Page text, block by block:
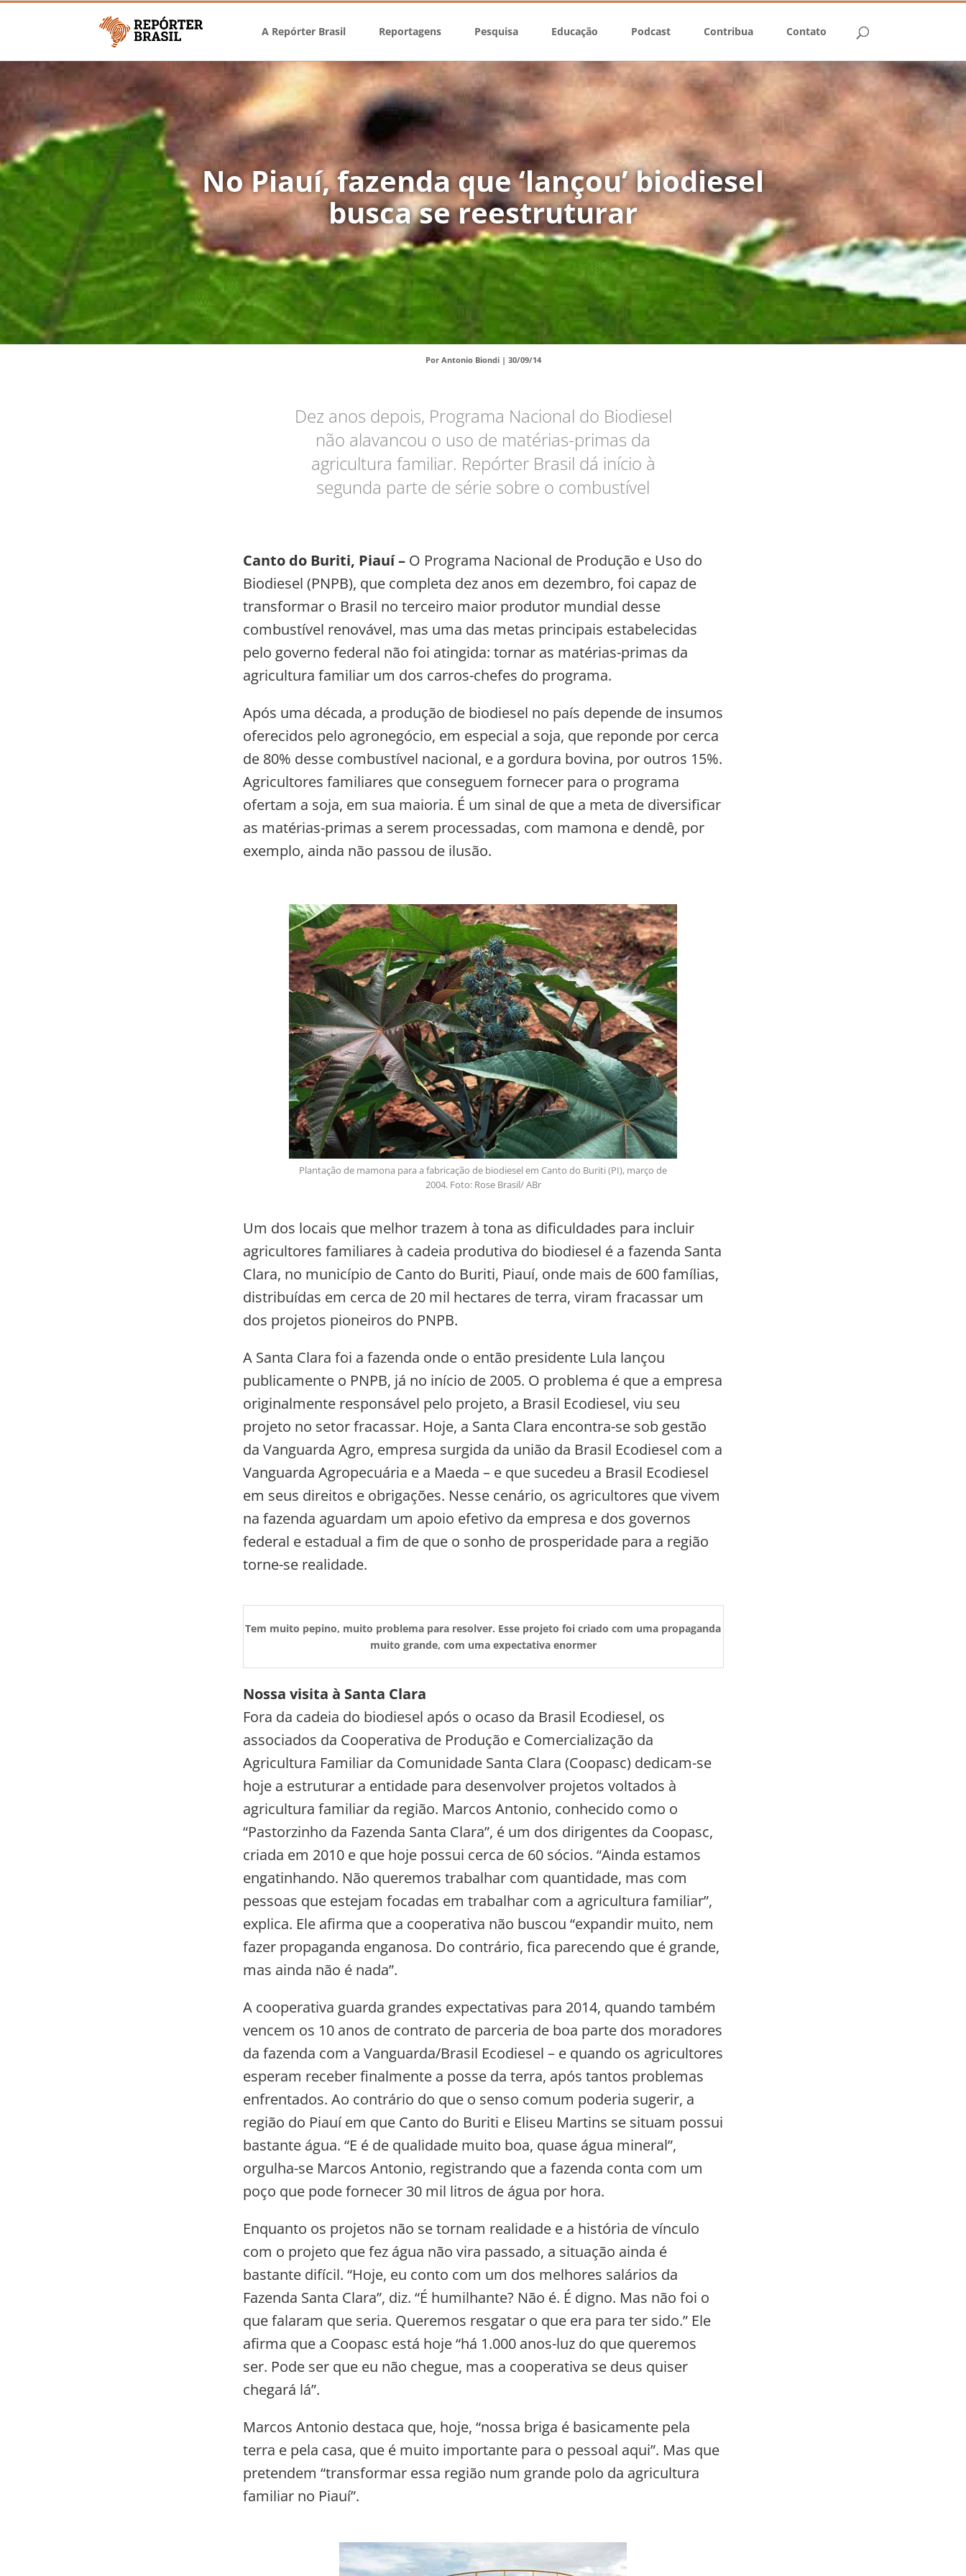
A Repórter Brasil Reportagens Pesquisa Educação Podcast Contribua Contato
No Piauí, fazenda que ‘lançou’ biodiesel
busca se reestruturar
Por Antonio Biondi | 30/09/14
Dez anos depois, Programa Nacional do Biodiesel
não alavancou o uso de matérias-primas da
agricultura familiar. Repórter Brasil dá início à
segunda parte de série sobre o combustível
Canto do Buriti, Piauí –O Programa Nacional de Produção e Uso do
Biodiesel (PNPB), que completa dez anos em dezembro, foi capaz de
transformar o Brasil no terceiro maior produtor mundial desse
combustível renovável, mas uma das metas principais estabelecidas
pelo governo federal não foi atingida: tornar as matérias-primas da
agricultura familiar um dos carros-chefes do programa.
Após uma década, a produção de biodiesel no país depende de insumos
oferecidos pelo agronegócio, em especial a soja, que reponde por cerca
de 80% desse combustível nacional, e a gordura bovina, por outros 15%.
Agricultores familiares que conseguem fornecer para o programa
ofertam a soja, em sua maioria. É um sinal de que a meta de diversificar
as matérias-primas a serem processadas, com mamona e dendê, por
exemplo, ainda não passou de ilusão.
Plantação de mamona para a fabricação de biodiesel em Canto do Buriti (PI), março de
2004. Foto: Rose Brasil/ ABr
Um dos locais que melhor trazem à tona as dificuldades para incluir
agricultores familiares à cadeia produtiva do biodiesel é a fazenda Santa
Clara, no município de Canto do Buriti, Piauí, onde mais de 600 famílias,
distribuídas em cerca de 20 mil hectares de terra, viram fracassar um
dos projetos pioneiros do PNPB.
A Santa Clara foi a fazenda onde o então presidente Lula lançou
publicamente o PNPB, já no início de 2005. O problema é que a empresa
originalmente responsável pelo projeto, a Brasil Ecodiesel, viu seu
projeto no setor fracassar. Hoje, a Santa Clara encontra-se sob gestão
da Vanguarda Agro, empresa surgida da união da Brasil Ecodiesel com a
Vanguarda Agropecuária e a Maeda – e que sucedeu a Brasil Ecodiesel
em seus direitos e obrigações. Nesse cenário, os agricultores que vivem
na fazenda aguardam um apoio efetivo da empresa e dos governos
federal e estadual a fim de que o sonho de prosperidade para a região
torne-se realidade.
Tem muito pepino, muito problema para resolver. Esse projeto foi criado com uma propaganda
muito grande, com uma expectativa enormer
Nossa visita à Santa Clara
Fora da cadeia do biodiesel após o ocaso da Brasil Ecodiesel, os
associados da Cooperativa de Produção e Comercialização da
Agricultura Familiar da Comunidade Santa Clara (Coopasc) dedicam-se
hoje a estruturar a entidade para desenvolver projetos voltados à
agricultura familiar da região. Marcos Antonio, conhecido como o
“Pastorzinho da Fazenda Santa Clara”, é um dos dirigentes da Coopasc,
criada em 2010 e que hoje possui cerca de 60 sócios. “Ainda estamos
engatinhando. Não queremos trabalhar com quantidade, mas com
pessoas que estejam focadas em trabalhar com a agricultura familiar”,
explica. Ele afirma que a cooperativa não buscou “expandir muito, nem
fazer propaganda enganosa. Do contrário, fica parecendo que é grande,
mas ainda não é nada”.
A cooperativa guarda grandes expectativas para 2014, quando também
vencem os 10 anos de contrato de parceria de boa parte dos moradores
da fazenda com a Vanguarda/Brasil Ecodiesel – e quando os agricultores
esperam receber finalmente a posse da terra, após tantos problemas
enfrentados. Ao contrário do que o senso comum poderia sugerir, a
região do Piauí em que Canto do Buriti e Eliseu Martins se situam possui
bastante água. “E é de qualidade muito boa, quase água mineral”,
orgulha-se Marcos Antonio, registrando que a fazenda conta com um
poço que pode fornecer 30 mil litros de água por hora.
Enquanto os projetos não se tornam realidade e a história de vínculo
com o projeto que fez água não vira passado, a situação ainda é
bastante difícil. “Hoje, eu conto com um dos melhores salários da
Fazenda Santa Clara”, diz. “É humilhante? Não é. É digno. Mas não foi o
que falaram que seria. Queremos resgatar o que era para ter sido.” Ele
afirma que a Coopasc está hoje “há 1.000 anos-luz do que queremos
ser. Pode ser que eu não chegue, mas a cooperativa se deus quiser
chegará lá”.
Marcos Antonio destaca que, hoje, “nossa briga é basicamente pela
terra e pela casa, que é muito importante para o pessoal aqui”. Mas que
pretendem “transformar essa região num grande polo da agricultura
familiar no Piauí”.